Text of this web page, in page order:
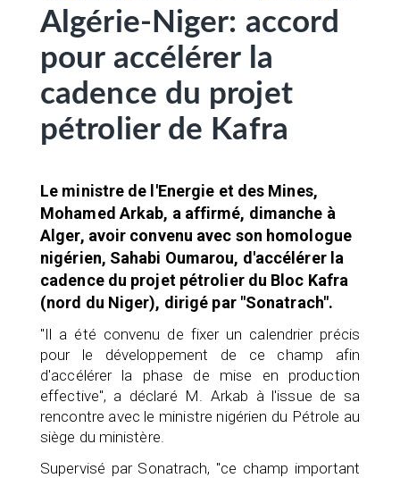
Algérie-Niger: accord
pour accélérer la
cadence du projet
pétrolier de Kafra
Le ministre de l'Energie et des Mines,
Mohamed Arkab, a affirmé, dimanche à
Alger, avoir convenu avec son homologue
nigérien, Sahabi Oumarou, d'accélérer la
cadence du projet pétrolier du Bloc Kafra
(nord du Niger), dirigé par "Sonatrach".
"Il a été convenu de fixer un calendrier précis
pour le développement de ce champ afin
d'accélérer la phase de mise en production
effective", a déclaré M. Arkab à l'issue de sa
rencontre avec le ministre nigérien du Pétrole au
siège du ministère.
Supervisé par Sonatrach, "ce champ important